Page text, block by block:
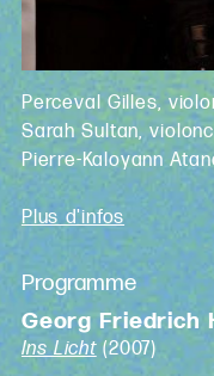
Perceval Gilles,
Sarah Sultan,
Pierre-Kaloyann
Plus d'infos
Programme
Georg Friedrich
Ins Licht (2007)